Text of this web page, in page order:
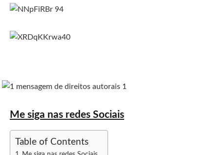
Me siga nas redes Sociais
Table of Contents